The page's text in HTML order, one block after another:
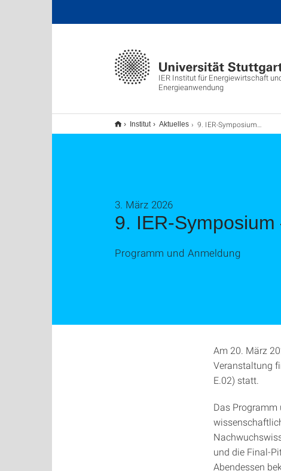
IER Institut für Energiewirtschaft
Energieanwendung
Institut Aktuelles 9. IER-Symposium – 20. März 2026
9. IER-
3. März 2026
Programm und Anmeldung
Am 20. März
Veranstaltung
E.02) statt.
Das Programm
und die Final-
Abendessen